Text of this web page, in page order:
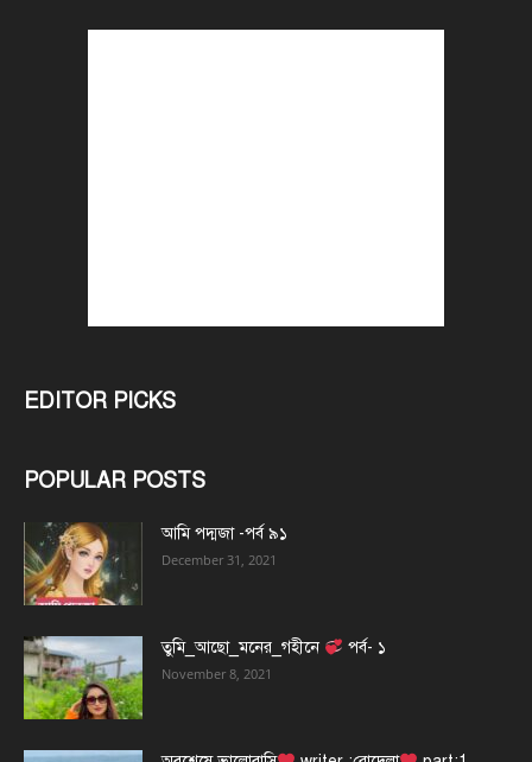
EDITOR PICKS
POPULAR POSTS
আমি পদ্মজা -পর্ব ৯১
December 31, 2021
তুমি_আছো_মনের_গহীনে পর্ব- ১
November 8, 2021